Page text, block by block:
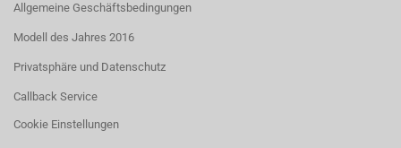
Allgemeine Geschäftsbedingungen
Modell des Jahres 2016
Privatsphäre und Datenschutz
Callback Service
Cookie Einstellungen